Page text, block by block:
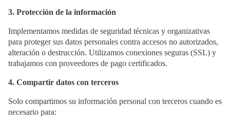
3. Protección de la información
Implementamos medidas de seguridad técnicas y organizativas
para proteger sus datos personales contra accesos no autorizados,
alteración o destrucción. Utilizamos conexiones seguras (SSL) y
trabajamos con proveedores de pago certificados.
4. Compartir datos con terceros
Solo compartimos su información personal con terceros cuando es
necesario para: